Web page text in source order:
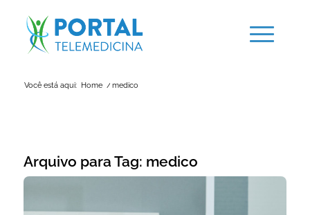
Você está aqui: Home / medico
Arquivo para Tag: medico